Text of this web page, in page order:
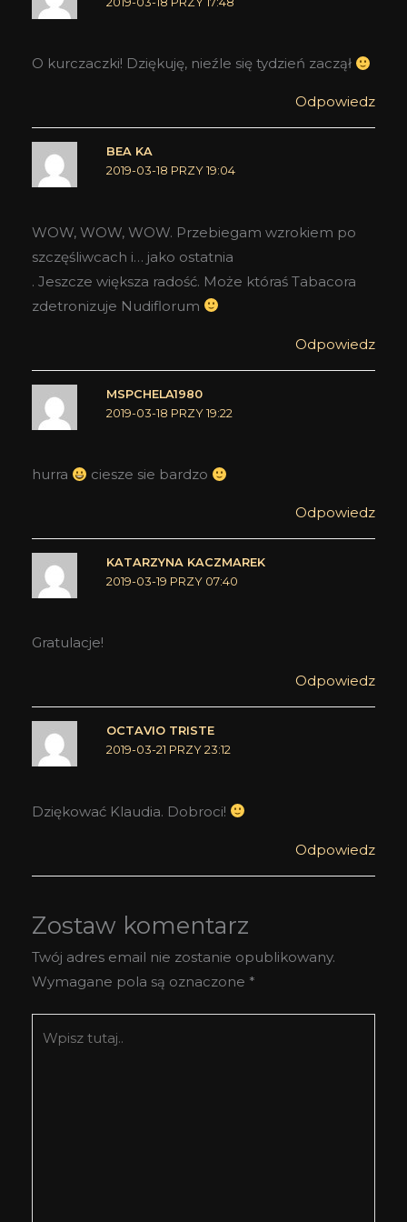
O kurczaczki! Dziękuję, nieźle się tydzień zaczął
Odpowiedz
BEA KA
2019-03-18 PRZY 19:04
WOW, WOW, WOW. Przebiegam wzrokiem po
szczęśliwcach i… jako ostatnia
. Jeszcze większa radość. Może któraś Tabacora
zdetronizuje Nudiflorum
Odpowiedz
MSPCHELA1980
2019-03-18 PRZY 19:22
hurra ciesze sie bardzo
Odpowiedz
KATARZYNA KACZMAREK
2019-03-19 PRZY 07:40
Gratulacje!
Odpowiedz
OCTAVIO TRISTE
2019-03-21 PRZY 23:12
Dziękować Klaudia. Dobroci!
Odpowiedz
Zostaw komentarz
Twój adres email nie zostanie opublikowany.
Wymagane pola są oznaczone *
tutaj..